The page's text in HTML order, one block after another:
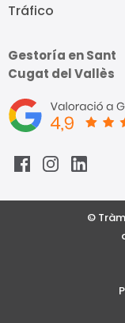
Tráfico
Gestoría en Sant
Cugat del Vallès
©